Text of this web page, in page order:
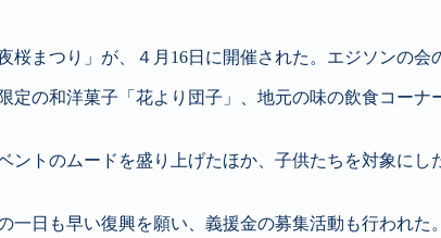
まつり」が、４月16日に開催された。エジソンの会
の和洋菓子「花より団子」、地元の味の飲食コー
トのムードを盛り上げたほか、子供たちを対象に
日も早い復興を願い、義援金の募集活動も行われた。